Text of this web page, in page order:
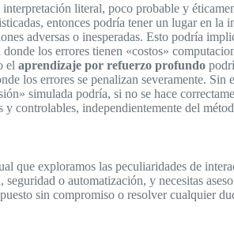
literal, poco probable y
entonces podría tener un lugar en
adversas o inesperadas. Esto podría
los errores tienen «costos»
el aprendizaje por refuerzo profundo
los errores se penalizan severamente. Sin
simulada podría, si no se hace
y controlables, independientemente del
que exploramos las peculiaridades de
o automatización, y necesitas
sin compromiso o resolver cualquier